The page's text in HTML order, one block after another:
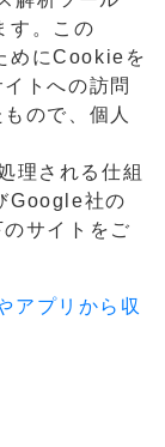
す。この
めにCookieを
トへの訪問
ので、個人
理される仕組
Google社の
サイトをご
アプリから収